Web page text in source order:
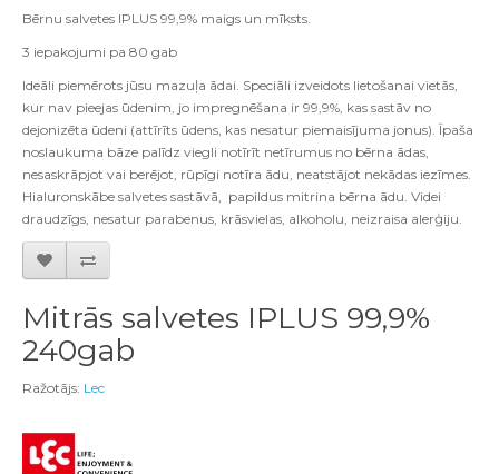
Bērnu salvetes IPLUS 99,9% maigs un mīksts.
3 iepakojumi pa 80 gab
Ideāli piemērots jūsu mazuļa ādai. Speciāli izveidots lietošanai vietās,
kur nav pieejas ūdenim, jo ​​impregnēšana ir 99,9%, kas sastāv no
dejonizēta ūdeni (attīrīts ūdens, kas nesatur piemaisījuma jonus). Īpaša
noslaukuma bāze palīdz viegli notīrīt netīrumus no bērna ādas,
nesaskrāpjot vai berējot, rūpīgi notīra ādu, neatstājot nekādas iezīmes.
Hialuronskābe salvetes sastāvā, papildus mitrina bērna ādu. Videi
draudzīgs, nesatur parabenus, krāsvielas, alkoholu, neizraisa alerģiju.
Mitrās salvetes IPLUS 99,9%
240gab
Ražotājs: Lec